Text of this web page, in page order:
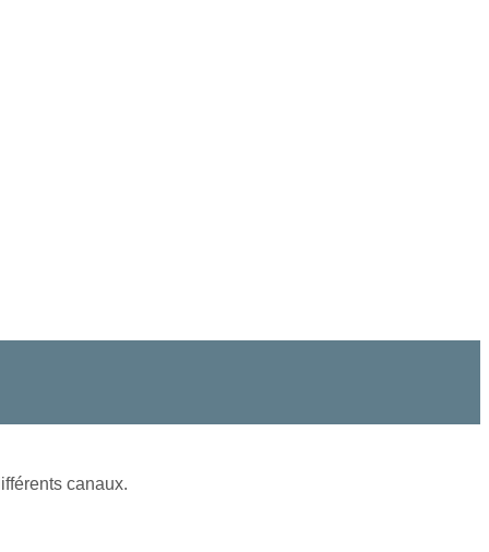
canaux.